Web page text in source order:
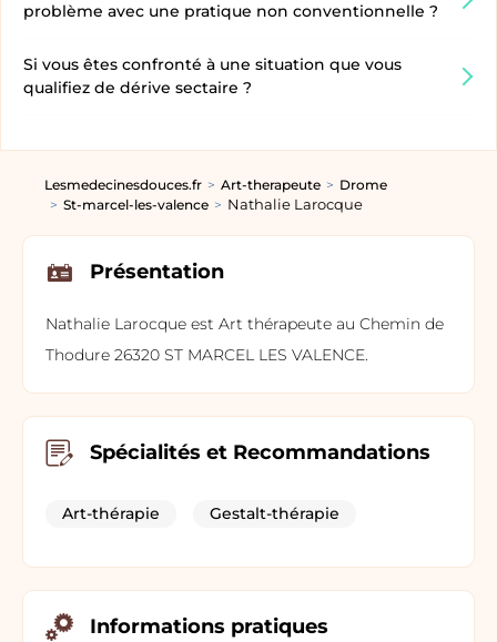
problème avec une pratique non conventionnelle ?
Si vous êtes confronté à une situation que vous
qualifiez de dérive sectaire ?
Lesmedecinesdouces.fr Art-therapeute
Drome
St-marcel-les-valence
Nathalie Larocque
Présentation
Nathalie Larocque est Art thérapeute au Chemin de
Thodure 26320 ST MARCEL LES VALENCE.
Spécialités et Recommandations
Art-thérapie Gestalt-thérapie
Informations pratiques